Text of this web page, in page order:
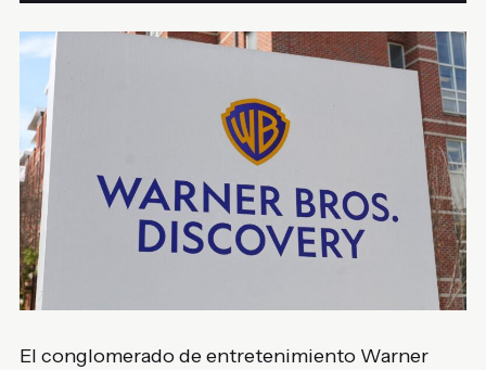
El conglomerado de entretenimiento Warner